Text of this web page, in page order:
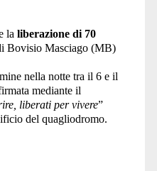
la liberazione di 70
Bovisio Masciago (MB)
nella notte tra il 6 e il
mediante il
liberati per vivere”
del quagliodromo.